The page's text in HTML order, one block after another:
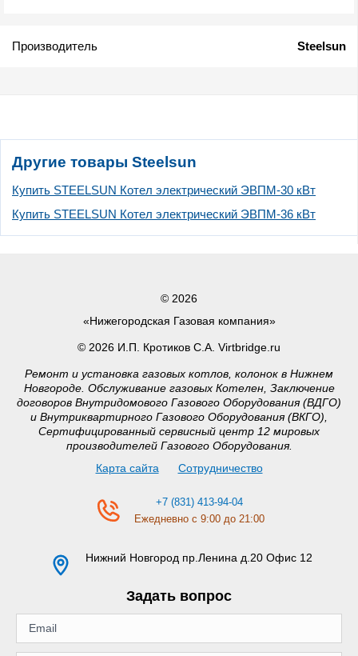
Производитель Steelsun
Другие товары Steelsun
Купить STEELSUN Котел электрический ЭВПМ-30 кВт
Купить STEELSUN Котел электрический ЭВПМ-36 кВт
© 2026
«Нижегородская Газовая компания»
© 2026 И.П. Кротиков С.А. Virtbridge.ru
Ремонт и установка газовых котлов, колонок в Нижнем
Новгороде. Обслуживание газовых Котелен, Заключение
договоров Внутридомового Газового Оборудования (ВДГО)
и Внутриквартирного Газового Оборудования (ВКГО),
Сертифицированный сервисный центр 12 мировых
производителей Газового Оборудования.
Карта сайта
Сотрудничество
+7 (831) 413-94-04
Ежедневно с 9:00 до 21:00
Нижний Новгород пр.Ленина д.20 Офис 12
Задать вопрос